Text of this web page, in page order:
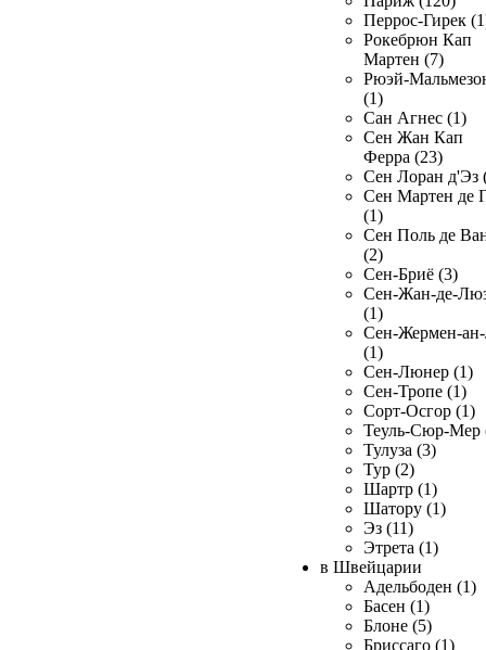
Перрос-Гирек
Рокебрюн Кап
Мартен (7)
Рюэй-
(1)
Сан Агнес (1)
Сен Жан Кап
Ферра (23)
Сен Лоран д'Эз
Сен Мартен де
(1)
Сен Поль де
(2)
Сен-Бриё (3)
Сен-Жан-де-
(1)
Сен-Жермен-
(1)
Сен-Люнер (1)
Сен-Тропе (1)
Сорт-Осгор (1)
Теуль-Сюр-Мер
Тулуза (3)
Тур (2)
Шартр (1)
Шатору (1)
Эз (11)
Этрета (1)
в Швейцарии
Адельбоден (1)
Басен (1)
Блоне (5)
Бриссаго (1)